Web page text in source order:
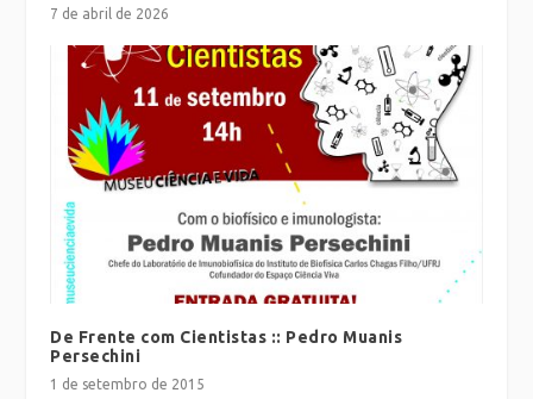
7 de abril de 2026
De Frente com Cientistas :: Pedro Muanis
Persechini
1 de setembro de 2015